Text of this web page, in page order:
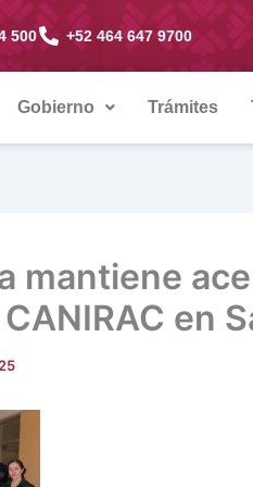
500 +52 464 647 9700
Gobierno Trámites
mantiene
en